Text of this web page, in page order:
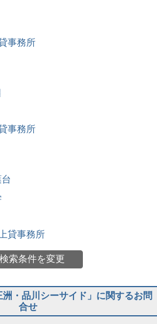
事務所
事務所
貸事務所
検索条件を変更
洲・品川シーサイド」に関するお問
合せ